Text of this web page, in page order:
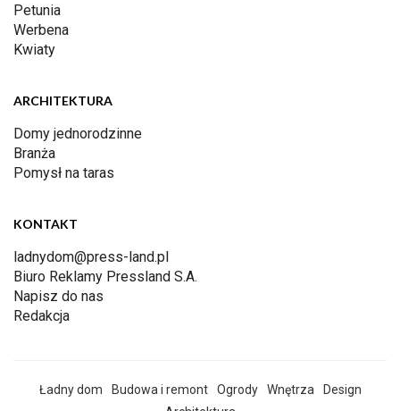
Petunia
Werbena
Kwiaty
ARCHITEKTURA
Domy jednorodzinne
Branża
Pomysł na taras
KONTAKT
ladnydom@press-land.pl
Biuro Reklamy Pressland S.A.
Napisz do nas
Redakcja
Ładny dom Budowa i remont Ogrody Wnętrza
Design